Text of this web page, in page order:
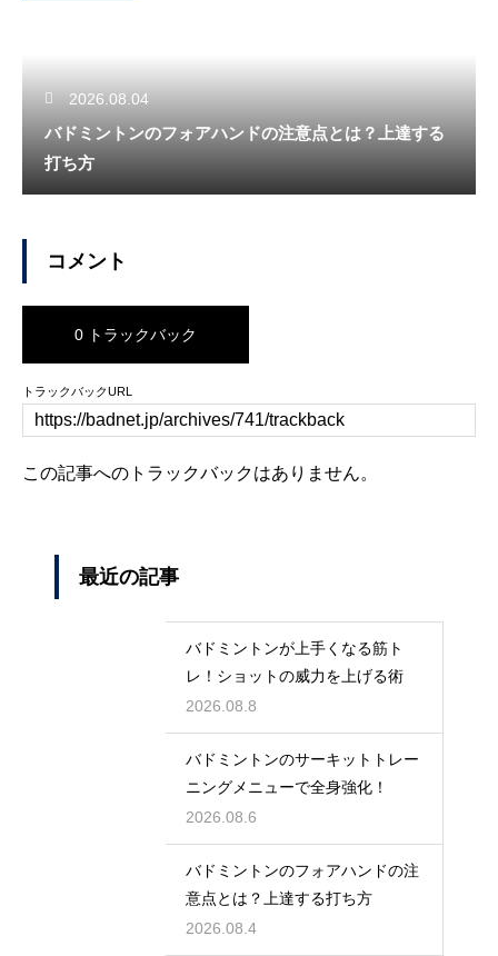
2026.08.04
バドミントンのフォアハンドの注意点とは？上達する
打ち方
コメント
0 トラックバック
トラックバックURL
この記事へのトラックバックはありません。
最近の記事
バドミントンが上手くなる筋ト
レ！ショットの威力を上げる術
2026.08.8
バドミントンのサーキットトレー
ニングメニューで全身強化！
2026.08.6
バドミントンのフォアハンドの注
意点とは？上達する打ち方
2026.08.4